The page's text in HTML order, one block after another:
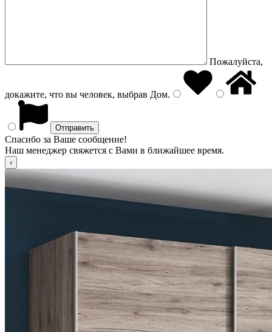
Пожалуйста,
докажите, что вы человек, выбрав Дом.
Спасибо за Ваше сообщение!
Наш менеджер свяжется с Вами в ближайшее время.